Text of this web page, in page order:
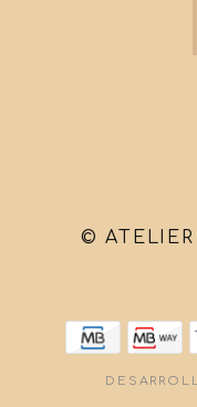
© ATELIER